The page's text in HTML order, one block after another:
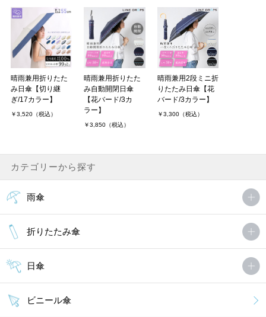
晴雨兼用折りたた
み日傘【切り継
ぎ/17カラー】
￥3,520（税込）
晴雨兼用折りたた
み自動開閉日傘
【花バード/3カ
ラー】
￥3,850（税込）
晴雨兼用2段ミニ折
りたたみ日傘【花
バード/3カラー】
￥3,300（税込）
カテゴリーから探す
雨傘
折りたたみ傘
日傘
ビニール傘